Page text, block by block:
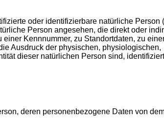
oder identifizierbare natürliche Person
Person angesehen, die direkt oder
Kennnummer, zu Standortdaten, zu
Ausdruck der physischen, physiologischen,
dieser natürlichen Person sind, identifiziert
deren personenbezogene Daten von